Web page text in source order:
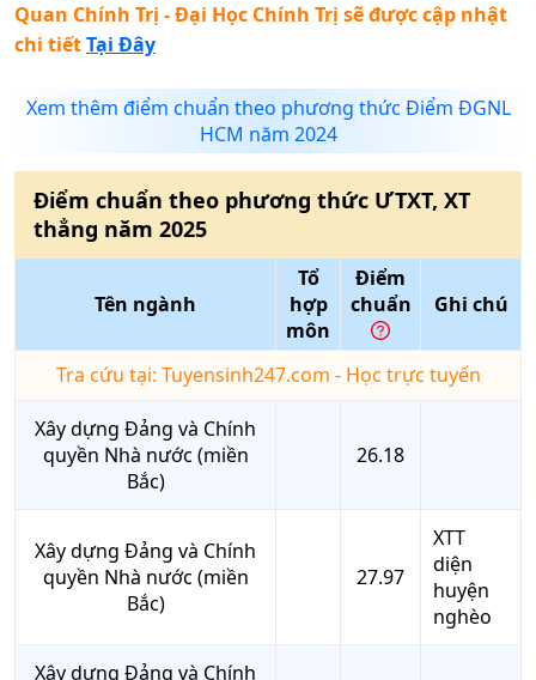
Quan Chính Trị - Đại Học Chính Trị sẽ được cập nhật
chi tiếtTại Đây
Xem thêm điểm chuẩn theo phương thức Điểm ĐGNL
HCM năm 2024
Điểm chuẩn theo phương thức ƯTXT, XT
thẳng năm 2025
Tên ngành
Tổ
hợp
môn
Điểm
chuẩn
Ghi chú
Tra cứu tại: Tuyensinh247.com - Học trực tuyến
Xây dựng Đảng và Chính
quyền Nhà nước (miền
Bắc)
26.18
Xây dựng Đảng và Chính
quyền Nhà nước (miền
Bắc)
27.97
XTT
diện
huyện
nghèo
Xây dựng Đảng và Chính